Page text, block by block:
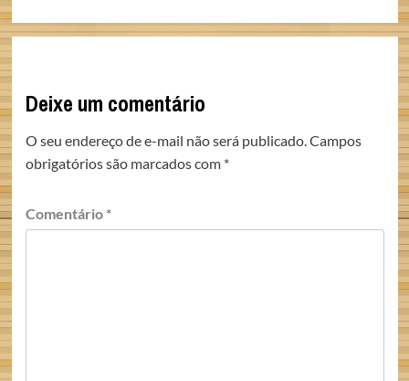
Deixe um comentário
O seu endereço de e-mail não será publicado.Campos
obrigatórios são marcados com *
Comentário *